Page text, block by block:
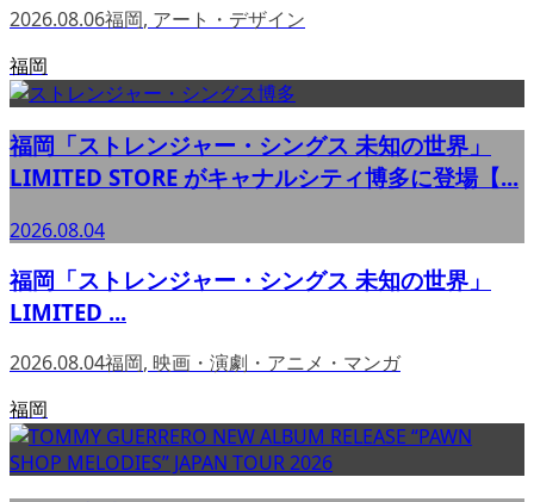
2026.08.06福岡, アート・デザイン
福岡
福岡「ストレンジャー・シングス 未知の世界」
LIMITED STORE がキャナルシティ博多に登場【...
2026.08.04
福岡「ストレンジャー・シングス 未知の世界」
LIMITED ...
2026.08.04福岡, 映画・演劇・アニメ・マンガ
福岡